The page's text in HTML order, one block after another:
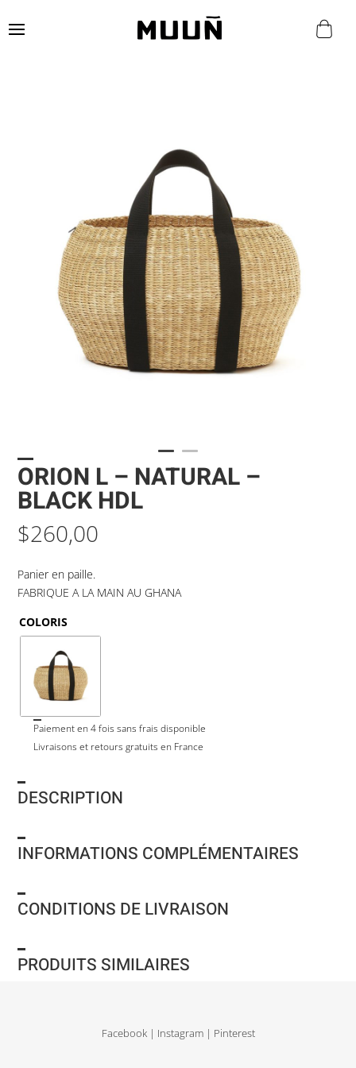
ORION L – NATURAL –
BLACK HDL
$260,00
Panier en paille.
FABRIQUE A LA MAIN AU GHANA
COLORIS
Paiement en 4 fois sans frais disponible
Livraisons et retours gratuits en France
DESCRIPTION
INFORMATIONS COMPLÉMENTAIRES
CONDITIONS DE LIVRAISON
PRODUITS SIMILAIRES
Facebook | Instagram | Pinterest